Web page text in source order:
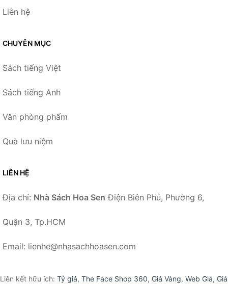
Liên hệ
CHUYÊN MỤC
Sách tiếng Việt
Sách tiếng Anh
Văn phòng phẩm
Quà lưu niệm
LIÊN HỆ
Địa chỉ: Nhà Sách Hoa Sen Điện Biên Phủ, Phường 6,
Quận 3, Tp.HCM
Email: lienhe@nhasachhoasen.com
Liên kết hữu ích: Tỷ giá, The Face Shop 360, Giá Vàng, Web Giá, Giá